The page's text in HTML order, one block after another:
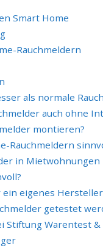
Smart Home
Rauchmeldern
als normale
auch ohne
montieren?
Rauchmeldern
in Mietwohnungen
ein eigenes
getestet
Stiftung Warentest &